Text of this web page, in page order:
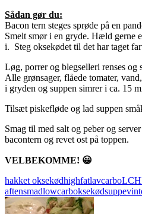
Sådan gør du:
Bacon tern steges sprøde på en
Smelt smør i en gryde. Hæld gerne
i. Steg oksekødet til det har taget
Løg, porrer og blegselleri renses og
Alle grønsager, flåede tomater,
i gryden og suppen simrer i ca. 15
Tilsæt piskefløde og lad suppen
Smag til med salt og peber og
bacontern og revet ost på toppen.
VELBEKOMME! 😀
hakket oksekødhighfatlavcarbo
aftensmadlowcarboksekødsuppe